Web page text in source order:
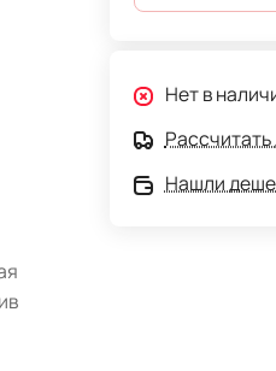
Нет в
Рассчитать
Нашли